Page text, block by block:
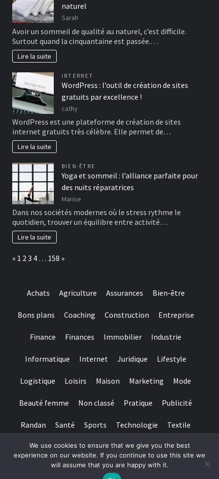
naturel
Sarah
Avoir un sommeil de qualité au naturel, c’est difficile.
Surtout quand la cinquantaine est passée.…
Lire la suite
INTERNET
WordPress : l’outil de création de sites
gratuits par excellence !
cathy
WordPress est une plateforme de création de sites
internet gratuits très célèbre. Elle permet de…
Lire la suite
BIEN-ÊTRE
Yoga et sommeil : l’alliance parfaite pour
des nuits réparatrices
Marise
Dans nos sociétés modernes où le stress rythme le
quotidien, trouver un équilibre entre activité…
Lire la suite
Page:
Previous
« 1 2 3 4 … 158 Next
»
Achats Agriculture Assurances Bien-être
Bons plans Coaching Construction Entreprise
Finance Finances Immobilier Industrie
Informatique Internet Juridique Lifestyle
Logistique Loisirs Maison Marketing Mode
Beauté femme Non classé Pratique Publicité
Randan Santé Sports Technologie Textile
Tourisme Transports Transports de personnes
We use cookies to ensure that we give you the best
experience on our website. If you continue to use this site we
will assume that you are happy with it.